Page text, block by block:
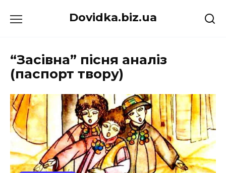
до
Dovidka.biz.ua
“Засівна” пісня аналіз
(паспорт твору)